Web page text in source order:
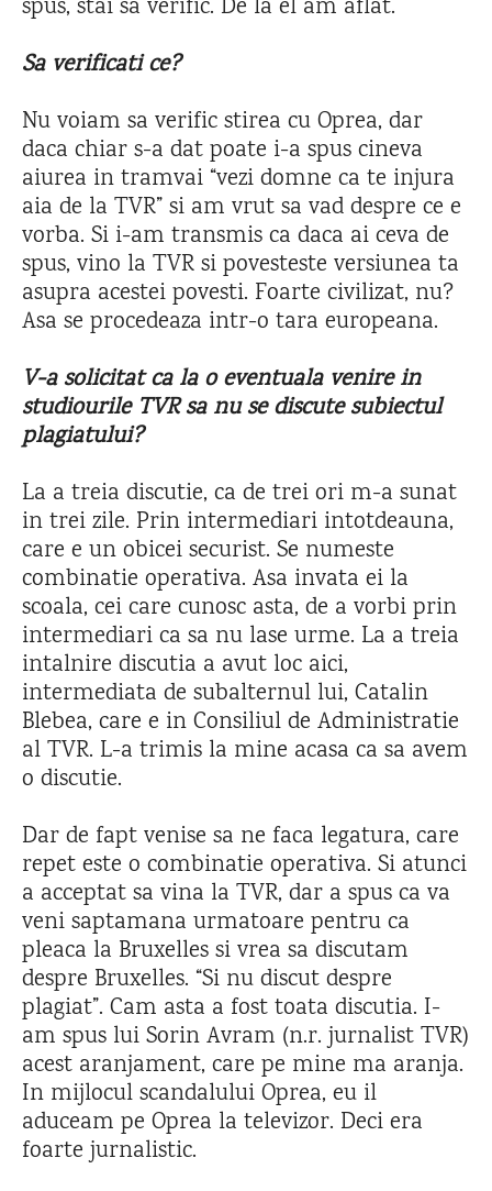
spus, stai sa verific. De la el am aflat.
Sa verificati ce?
Nu voiam sa verific stirea cu Oprea, dar
daca chiar s-a dat poate i-a spus cineva
aiurea in tramvai “vezi domne ca te injura
aia de la TVR” si am vrut sa vad despre ce e
vorba. Si i-am transmis ca daca ai ceva de
spus, vino la TVR si povesteste versiunea ta
asupra acestei povesti. Foarte civilizat, nu?
Asa se procedeaza intr-o tara europeana.
V-a solicitat ca la o eventuala venire in
studiourile TVR sa nu se discute subiectul
plagiatului?
La a treia discutie, ca de trei ori m-a sunat
in trei zile. Prin intermediari intotdeauna,
care e un obicei securist. Se numeste
combinatie operativa. Asa invata ei la
scoala, cei care cunosc asta, de a vorbi prin
intermediari ca sa nu lase urme. La a treia
intalnire discutia a avut loc aici,
intermediata de subalternul lui, Catalin
Blebea, care e in Consiliul de Administratie
al TVR. L-a trimis la mine acasa ca sa avem
o discutie.
Dar de fapt venise sa ne faca legatura, care
repet este o combinatie operativa. Si atunci
a acceptat sa vina la TVR, dar a spus ca va
veni saptamana urmatoare pentru ca
pleaca la Bruxelles si vrea sa discutam
despre Bruxelles. “Si nu discut despre
plagiat”. Cam asta a fost toata discutia. I-
am spus lui Sorin Avram (n.r. jurnalist TVR)
acest aranjament, care pe mine ma aranja.
In mijlocul scandalului Oprea, eu il
aduceam pe Oprea la televizor. Deci era
foarte jurnalistic.